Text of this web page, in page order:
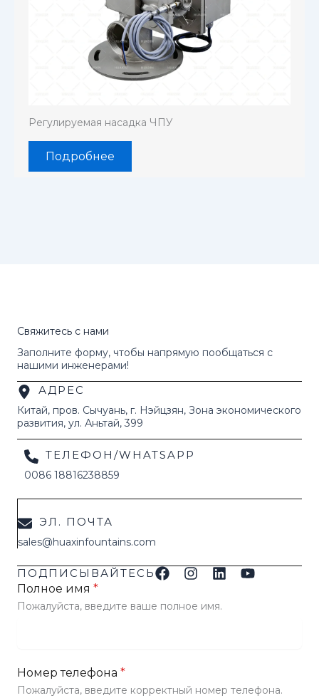
Регулируемая насадка ЧПУ
Подробнее
Свяжитесь с нами
Заполните форму, чтобы напрямую пообщаться с
нашими инженерами!
АДРЕС
Китай, пров. Сычуань, г. Нэйцзян, Зона экономического
развития, ул. Аньтай, 399
ТЕЛЕФОН/WHATSAPP
0086 18816238859
ЭЛ. ПОЧТА
sales@huaxinfountains.com
ПОДПИСЫВАЙТЕСЬ
Полное имя *
Пожалуйста, введите ваше полное имя.
Номер телефона *
Пожалуйста, введите корректный номер телефона.